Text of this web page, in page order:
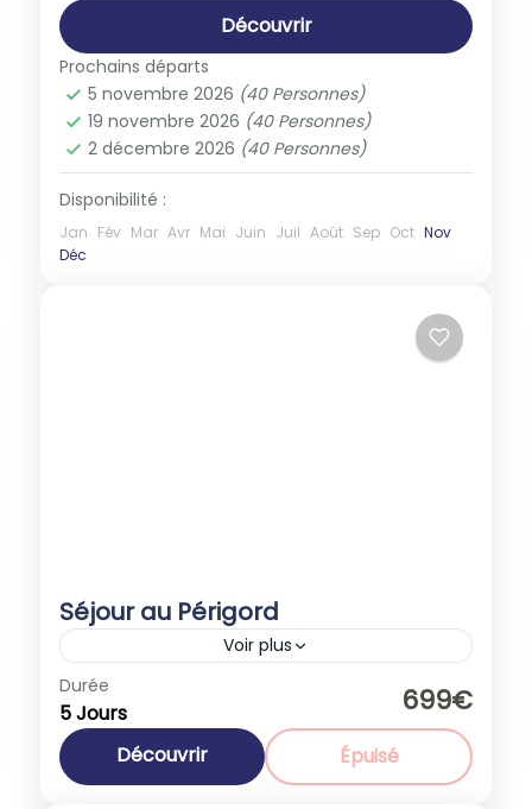
Découvrir
Prochains départs
5 novembre 2026 (40 Personnes)
19 novembre 2026 (40 Personnes)
2 décembre 2026 (40 Personnes)
Disponibilité :
Jan Fév Mar Avr Mai Juin Juil Août Sep Oct Nov
Déc
Séjour au Périgord
Voir plus
Promotions
Europe,France
1-40 People
Durée
5 Jours 699€
Découvrir Épuisé